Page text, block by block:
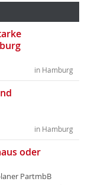
in Hamburg
in Hamburg
oder
PartmbB